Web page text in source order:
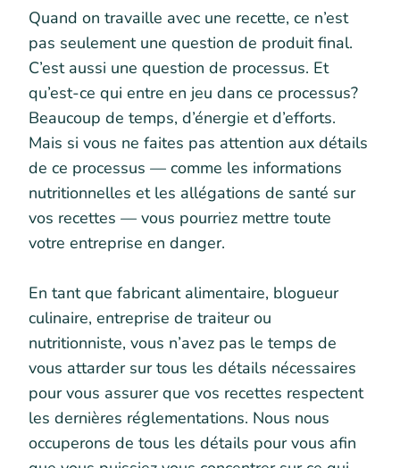
Quand on travaille avec une recette, ce n’est
pas seulement une question de produit final.
C’est aussi une question de processus. Et
qu’est-ce qui entre en jeu dans ce processus?
Beaucoup de temps, d’énergie et d’efforts.
Mais si vous ne faites pas attention aux détails
de ce processus — comme les informations
nutritionnelles et les allégations de santé sur
vos recettes — vous pourriez mettre toute
votre entreprise en danger.
En tant que fabricant alimentaire, blogueur
culinaire, entreprise de traiteur ou
nutritionniste, vous n’avez pas le temps de
vous attarder sur tous les détails nécessaires
pour vous assurer que vos recettes respectent
les dernières réglementations. Nous nous
occuperons de tous les détails pour vous afin